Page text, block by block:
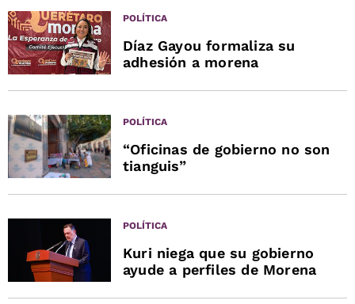
POLÍTICA
Díaz Gayou formaliza su
adhesión a morena
POLÍTICA
“Oficinas de gobierno no son
tianguis”
POLÍTICA
Kuri niega que su gobierno
ayude a perfiles de Morena